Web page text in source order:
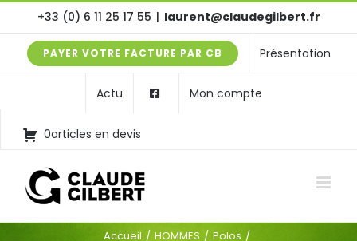
contenu
+33 (0) 6 11 25 17 55 | laurent@claudegilbert.fr
PAYER VOTRE FACTURE PAR CB Présentation
Actu
0articles en devis
Mon compte
Accueil HOMMES
Polos